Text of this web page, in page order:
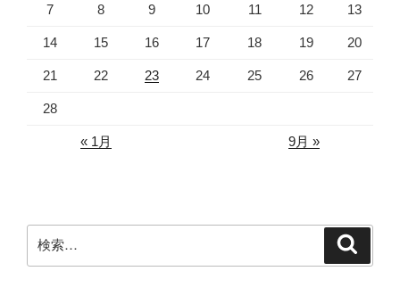
7 8 9 10 11 12 13
14 15 16 17 18 19 20
21 22 23 24 25 26 27
28
« 1月 9月 »
索: